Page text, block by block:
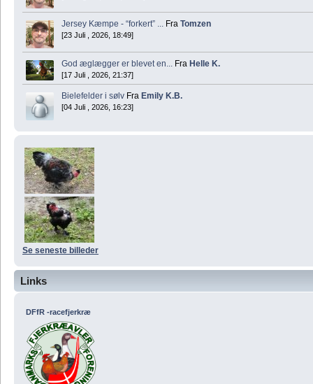
Jersey Kæmpe - “forkert” ... Fra Tomzen
[23 Juli , 2026, 18:49]
God æglægger er blevet en... Fra Helle K.
[17 Juli , 2026, 21:37]
Bielefelder i sølv Fra Emily K.B.
[04 Juli , 2026, 16:23]
Se seneste billeder
Links
DFfR -racefjerkræ